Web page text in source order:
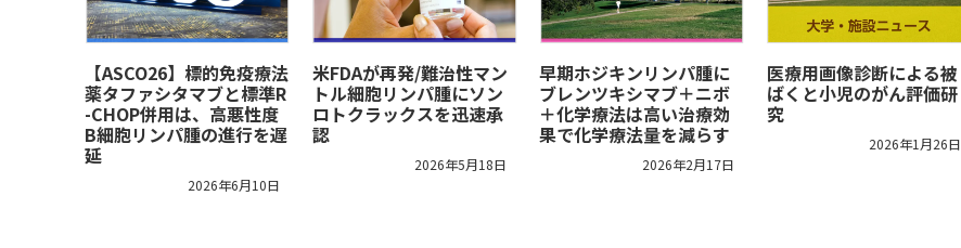
【ASCO26】標的免疫療法
薬タファシタマブと標準R
-CHOP併用は、高悪性度
B細胞リンパ腫の進行を遅
延
2026年6月10日
米FDAが再発/難治性マン
トル細胞リンパ腫にソン
ロトクラックスを迅速承
認
2026年5月18日
早期ホジキンリンパ腫に
ブレンツキシマブ＋ニボ
＋化学療法は高い治療効
果で化学療法量を減らす
2026年2月17日
医療用画像診断による被
ばくと小児のがん評価研
究
2026年1月26日